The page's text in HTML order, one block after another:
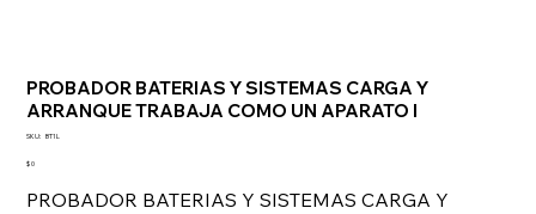
PROBADOR BATERIAS Y SISTEMAS CARGA Y
ARRANQUE TRABAJA COMO UN APARATO I
SKU: SKU
BT1L
Precio
$ 0
PROBADOR BATERIAS Y SISTEMAS CARGA Y